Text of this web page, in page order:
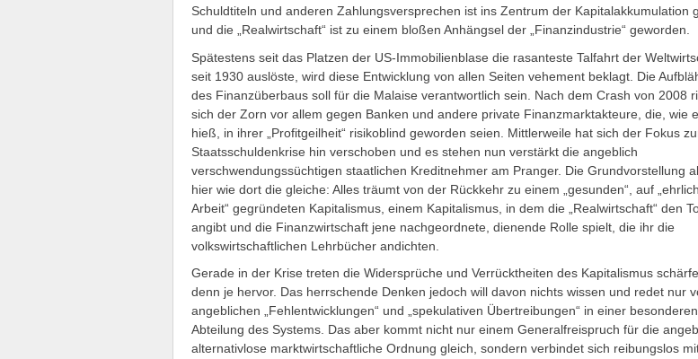
Schuldtiteln und anderen Zahlungsversprechen ist ins Zentrum der Kapitalakkumulation
und die „Realwirtschaft“ ist zu einem bloßen Anhängsel der „Finanzindustrie“ geworden.
Spätestens seit das Platzen der US-Immobilienblase die rasanteste Talfahrt der
seit 1930 auslöste, wird diese Entwicklung von allen Seiten vehement beklagt. Die
des Finanzüberbaus soll für die Malaise verantwortlich sein. Nach dem Crash von 2008
sich der Zorn vor allem gegen Banken und andere private Finanzmarktakteure, die, wie
hieß, in ihrer „Profitgeilheit“ risikoblind geworden seien. Mittlerweile hat sich der Fokus
Staatsschuldenkrise hin verschoben und es stehen nun verstärkt die angeblich
verschwendungssüchtigen staatlichen Kreditnehmer am Pranger. Die Grundvorstellung
hier wie dort die gleiche: Alles träumt von der Rückkehr zu einem „gesunden“, auf
Arbeit“ gegründeten Kapitalismus, einem Kapitalismus, in dem die „Realwirtschaft“ den
angibt und die Finanzwirtschaft jene nachgeordnete, dienende Rolle spielt, die ihr die
volkswirtschaftlichen Lehrbücher andichten.
Gerade in der Krise treten die Widersprüche und Verrücktheiten des Kapitalismus
denn je hervor. Das herrschende Denken jedoch will davon nichts wissen und redet nur
angeblichen „Fehlentwicklungen“ und „spekulativen Übertreibungen“ in einer besonderen
Abteilung des Systems. Das aber kommt nicht nur einem Generalfreispruch für die
alternativlose marktwirtschaftliche Ordnung gleich, sondern verbindet sich reibungslos